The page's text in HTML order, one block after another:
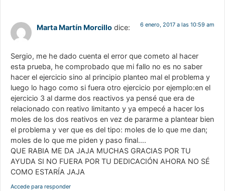
Marta Martín Morcillo dice: 6 enero, 2017 a las 10:59 am
Sergio, me he dado cuenta el error que cometo al hacer
esta prueba, he comprobado que mi fallo no es no saber
hacer el ejercicio sino al principio planteo mal el problema y
luego lo hago como si fuera otro ejercicio por ejemplo:en el
ejercicio 3 al darme dos reactivos ya pensé que era de
relacionado con reativo limitanto y ya empecé a hacer los
moles de los dos reativos en vez de pararme a plantear bien
el problema y ver que es del tipo: moles de lo que me dan;
moles de lo que me piden y paso final….
QUE RABIA ME DA JAJA MUCHAS GRACIAS POR TU
AYUDA SI NO FUERA POR TU DEDICACIÓN AHORA NO SÉ
COMO ESTARÍA JAJA
Accede para responder